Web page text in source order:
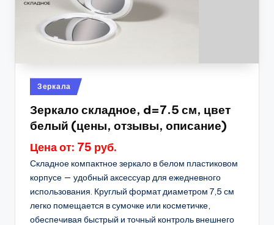
Опубликовано
в
Зеркала
Зеркало складное, d=7.5 см, цвет
белый (цены, отзывы, описание)
Цена от: 75 руб.
Складное компактное зеркало в белом пластиковом
корпусе — удобный аксессуар для ежедневного
использования. Круглый формат диаметром 7,5 см
легко помещается в сумочке или косметичке,
обеспечивая быстрый и точный контроль внешнего